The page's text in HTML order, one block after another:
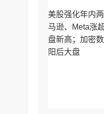
美股强化年内
马逊、Meta涨
盘新高；加密
阳后大盘